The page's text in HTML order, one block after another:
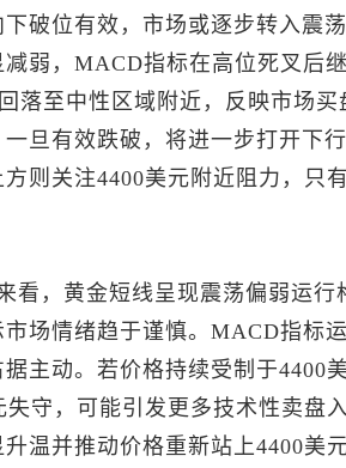
破位有效，市场或逐步转入震
减弱，MACD指标在高位死叉后
落至中性区域附近，反映市场
旦有效跌破，将进一步打开下
方则关注4400美元附近阻力，只
看，黄金短线呈现震荡偏弱运
市场情绪趋于谨慎。MACD指标
主动。若价格持续受制于4400
失守，可能引发更多技术性卖盘
温并推动价格重新站上4400美